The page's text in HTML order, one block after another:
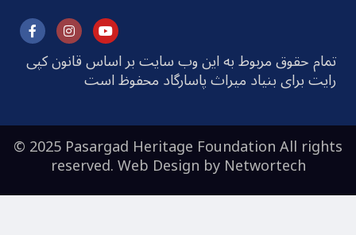
تمام حقوق مربوط به این وب سایت بر اساس قانون کپی
رایت برای بنیاد میراث پاسارگاد محفوظ است
© 2025 Pasargad Heritage Foundation All rights
reserved. Web Design byNetwortech